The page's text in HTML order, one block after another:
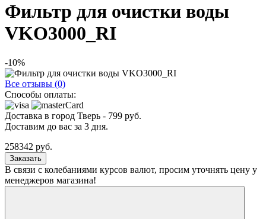
Фильтр для очистки воды
VKO3000_RI
-10%
Все отзывы (0)
Способы оплаты:
Доставка в город Тверь - 799 руб.
Доставим до вас за 3 дня.
258342 руб.
Заказать
В связи с колебаниями курсов валют, просим уточнять цену у
менеджеров магазина!